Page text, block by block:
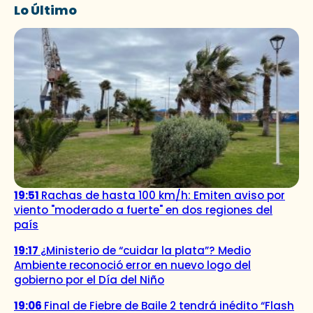
Lo Último
19:51 Rachas de hasta 100 km/h: Emiten aviso por
viento "moderado a fuerte" en dos regiones del
país
19:17 ¿Ministerio de “cuidar la plata”? Medio
Ambiente reconoció error en nuevo logo del
gobierno por el Día del Niño
19:06 Final de Fiebre de Baile 2 tendrá inédito “Flash